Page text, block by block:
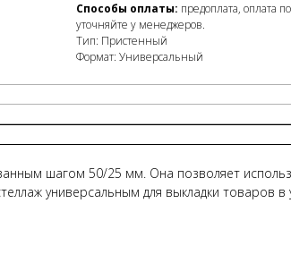
Способы оплаты: предоплата, оплата
уточняйте у менеджеров.
Тип: Пристенный
Формат: Универсальный
шагом 50/25 мм. Она позволяет
универсальным для выкладки товаров в